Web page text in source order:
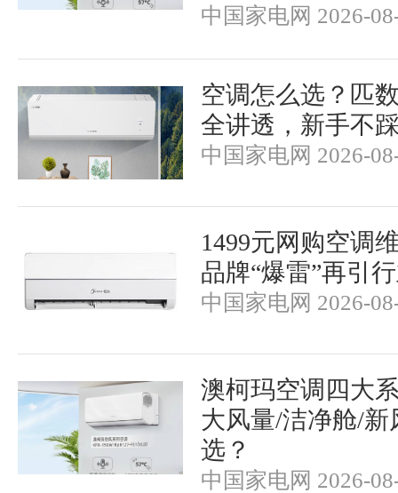
中国家电网 2026-
空调怎么选？匹
全讲透，新手不
中国家电网 2026-
1499元网购空调
品牌“爆雷”再引
中国家电网 2026-
澳柯玛空调四大
大风量/洁净舱/新
选？
中国家电网 2026-